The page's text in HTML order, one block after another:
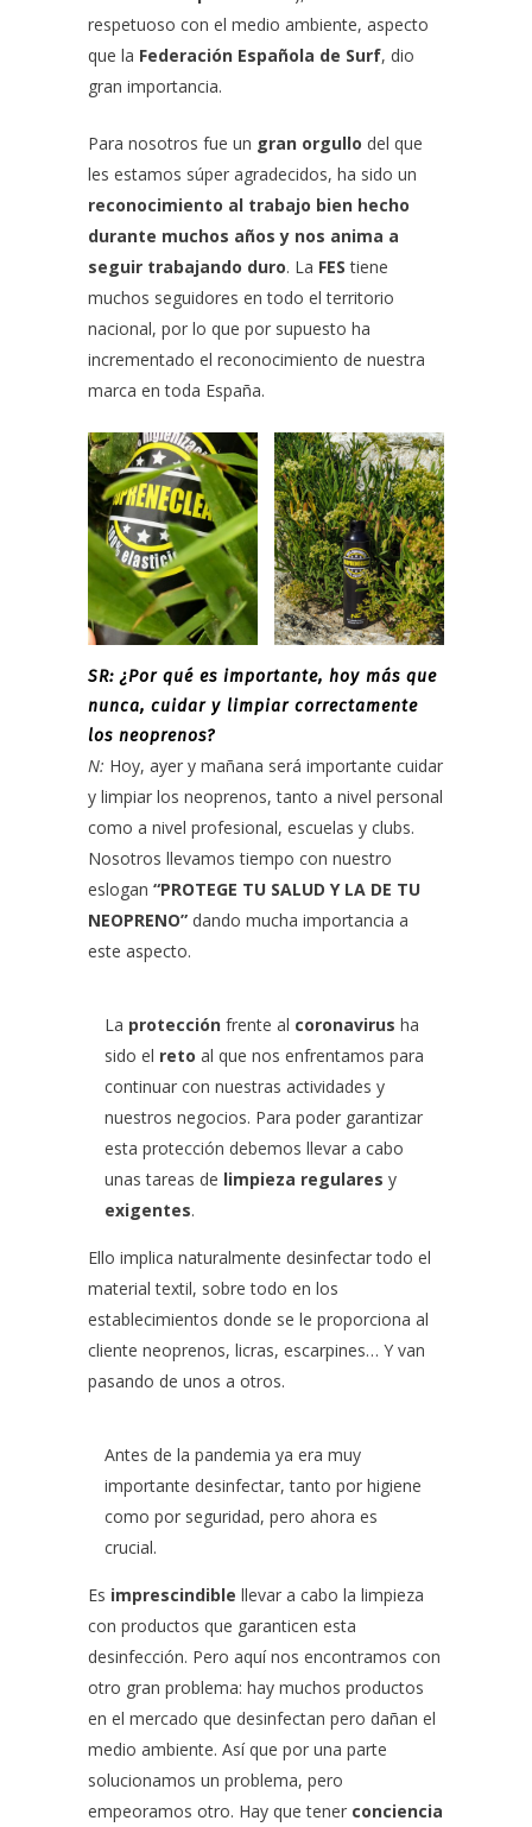
respetuoso con el medio ambiente, aspecto
que la Federación Española de Surf, dio
gran importancia.
Para nosotros fue un gran orgullo del que
les estamos súper agradecidos, ha sido un
reconocimiento al trabajo bien hecho
durante muchos años y nos anima a
seguir trabajando duro. La FES tiene
muchos seguidores en todo el territorio
nacional, por lo que por supuesto ha
incrementado el reconocimiento de nuestra
marca en toda España.
SR: ¿Por qué es importante, hoy más que
nunca, cuidar y limpiar correctamente
los neoprenos?
N: Hoy, ayer y mañana será importante cuidar
y limpiar los neoprenos, tanto a nivel personal
como a nivel profesional, escuelas y clubs.
Nosotros llevamos tiempo con nuestro
eslogan “PROTEGE TU SALUD Y LA DE TU
NEOPRENO” dando mucha importancia a
este aspecto.
La protección frente al coronavirus ha
sido el reto al que nos enfrentamos para
continuar con nuestras actividades y
nuestros negocios. Para poder garantizar
esta protección debemos llevar a cabo
unas tareas de limpieza regulares y
exigentes.
Ello implica naturalmente desinfectar todo el
material textil, sobre todo en los
establecimientos donde se le proporciona al
cliente neoprenos, licras, escarpines… Y van
pasando de unos a otros.
Antes de la pandemia ya era muy
importante desinfectar, tanto por higiene
como por seguridad, pero ahora es
crucial.
Es imprescindible llevar a cabo la limpieza
con productos que garanticen esta
desinfección. Pero aquí nos encontramos con
otro gran problema: hay muchos productos
en el mercado que desinfectan pero dañan el
medio ambiente. Así que por una parte
solucionamos un problema, pero
empeoramos otro. Hay que tener conciencia